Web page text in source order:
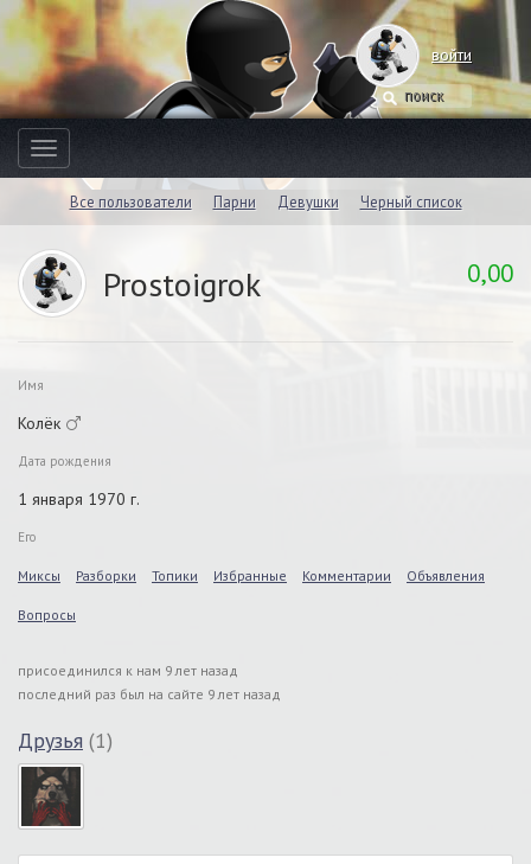
войти
Toggle
navigation
Все пользователи Парни Девушки Черный список
Prostoigrok 0,00
Имя
Колёк
Дата рождения
1 января 1970 г.
Его
Миксы Разборки Топики Избранные Комментарии Объявления
Вопросы
присоединился к нам 9 лет назад
последний раз был на сайте 9 лет назад
Друзья (1)